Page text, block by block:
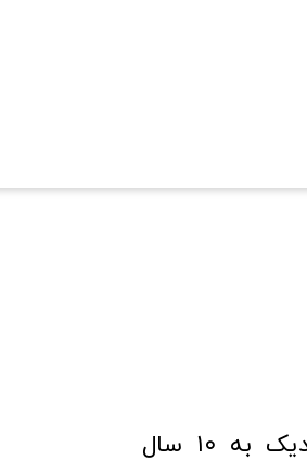
فروشگاه آنلاین ابزار و تجهیزات صنعتی کولیس با افتخار نزدیک به ۱۰ سال